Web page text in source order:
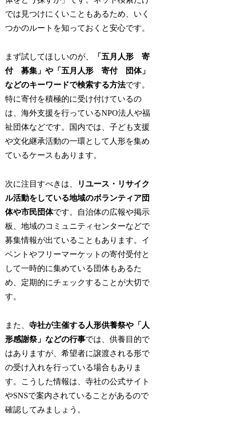
では見つけにくいこともあるため、いく
つかのルートを知っておくと安心です。
まず試してほしいのが、
「五月人形 寄
付 募集」や「五月人形 寄付 団体」
などのキーワードで検索する方法です。
特に寄付を積極的に受け付けているの
は、海外支援を行っているNPO法人や福
祉団体などです。国内では、子ども支援
や文化継承活動の一環として人形を集め
ているケースもあります。
次に注目すべきは、
リユース・リサイク
ル活動をしている地域のボランティア団
体や市民団体です。自治体の広報や掲示
板、地域のコミュニティセンターなどで
募集情報が出ていることもあります。イ
ベントやフリーマーケットの寄付受付と
して一時的に集めている団体もあるた
め、定期的にチェックすることが大切で
す。
また、寺社が主催する人形供養祭や「人
形感謝祭」などの行事では、供養目的で
はありますが、希望者に譲渡される形で
の受け入れを行っている場合もありま
す。こうした情報は、寺社の公式サイト
やSNSで案内されていることがあるので
確認してみましょう。